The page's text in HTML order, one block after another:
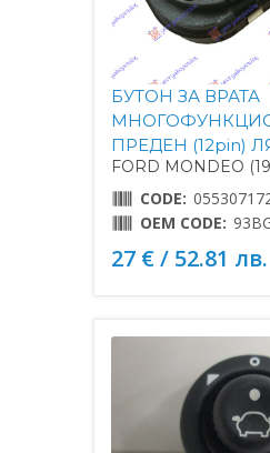
БУТОН ЗА ВРАТА
ПРЕДЕН (12pin)
FORD MONDEO
CODE:
OEM CODE:
27 € / 52.81 лв.